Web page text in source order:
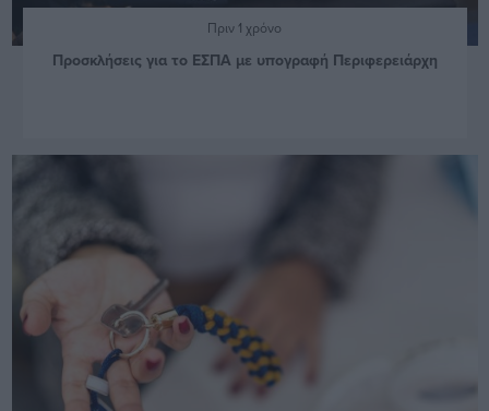
Πριν 1 χρόνο
Προσκλήσεις για το ΕΣΠΑ με υπογραφή Περιφερειάρχη